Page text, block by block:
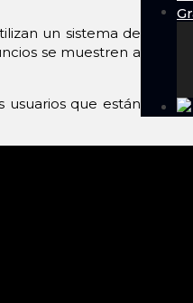
un sistema de
se muestren a
que están